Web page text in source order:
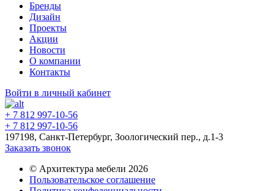
Бренды
Дизайн
Проекты
Акции
Новости
О компании
Контакты
Войти в личный кабинет
+ 7 812 997-10-56
+ 7 812 997-10-56
197198, Санкт-Петербург, Зоологический пер., д.1-3
Заказать звонок
© Архитектура мебели 2026
Пользовательское соглашение